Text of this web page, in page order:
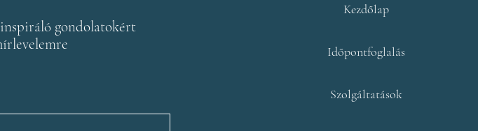
gondolatokért
Kezdőlap
Időpontfoglalás
Szolgáltatások